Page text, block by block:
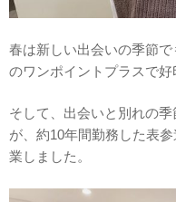
春は新しい出会いの季節
のワンポイントプラスで好
そして、出会いと別れの
が、約10年間勤務した表
業しました。